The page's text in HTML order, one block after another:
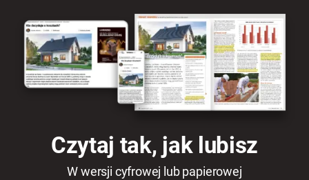
Czytaj tak, jak lubisz
W wersji cyfrowej lub papierowej